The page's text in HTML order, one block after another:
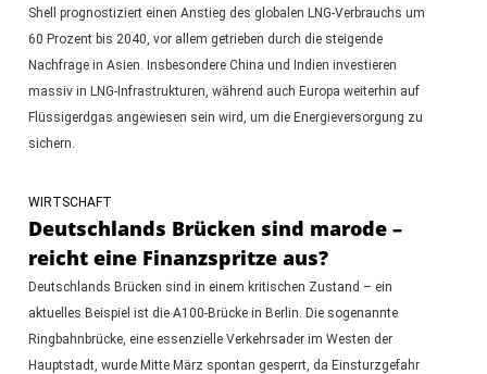
Shell prognostiziert einen Anstieg des globalen LNG-Verbrauchs um
60 Prozent bis 2040, vor allem getrieben durch die steigende
Nachfrage in Asien. Insbesondere China und Indien investieren
massiv in LNG-Infrastrukturen, während auch Europa weiterhin auf
Flüssigerdgas angewiesen sein wird, um die Energieversorgung zu
sichern.
WIRTSCHAFT
Deutschlands Brücken sind marode –
reicht eine Finanzspritze aus?
Deutschlands Brücken sind in einem kritischen Zustand – ein
aktuelles Beispiel ist die A100-Brücke in Berlin. Die sogenannte
Ringbahnbrücke, eine essenzielle Verkehrsader im Westen der
Hauptstadt, wurde Mitte März spontan gesperrt, da Einsturzgefahr